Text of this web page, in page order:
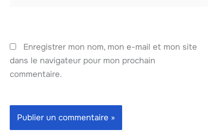
Enregistrer mon nom, mon e-mail et mon site
dans le navigateur pour mon prochain
commentaire.